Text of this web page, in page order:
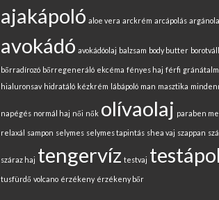
ajakápoló aloe vera arckrém arcápolás
avokádó avokádóolaj balzsam body butter
bőrradírozó bőrregeneráló ekcéma fényes haj férfi
hialuronsav hidratáló kézkrém lábápoló man masztika
napégés normál haj női nők olívaolaj paraben
relaxál sampon selymes selymes tapintás shea vaj szappan
száraz haj tengervíz testvaj
tusfürdő volcano érzékeny érzékeny bőr